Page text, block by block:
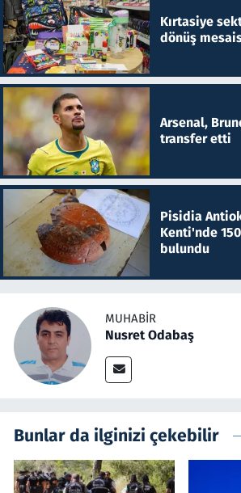
Kırtasiye
dönüş
Arsenal,
transfer etti
Pisidia
Kenti'nde
bulundu
MUHABIR
Nusret Odabaş
Bunlar da ilginizi çekebilir